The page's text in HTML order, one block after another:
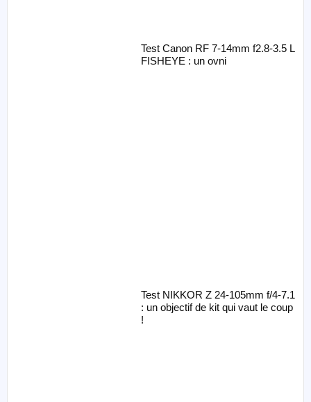
Test Canon RF 7-14mm f2.8-3.5 L
FISHEYE : un ovni
Test NIKKOR Z 24-105mm f/4-7.1
: un objectif de kit qui vaut le coup
!